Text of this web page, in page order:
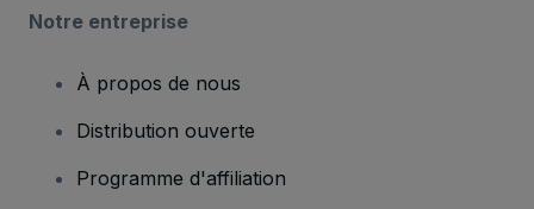
Notre entreprise
À propos de nous
Distribution ouverte
Programme d'affiliation